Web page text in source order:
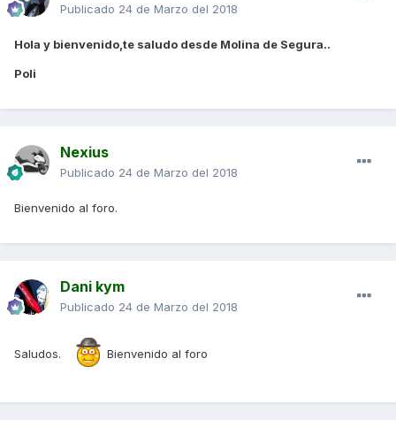
Publicado 24 de Marzo del 2018
Hola y bienvenido,te saludo desde Molina de Segura..
Poli
Nexius
Publicado 24 de Marzo del 2018
Bienvenido al foro.
Dani kym
Publicado 24 de Marzo del 2018
Saludos. Bienvenido al foro